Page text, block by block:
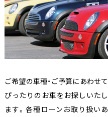
ご希望の車種・ご予算にあわせて
ぴったりのお車をお探しいたし
ます。各種ローンお取り扱いあ